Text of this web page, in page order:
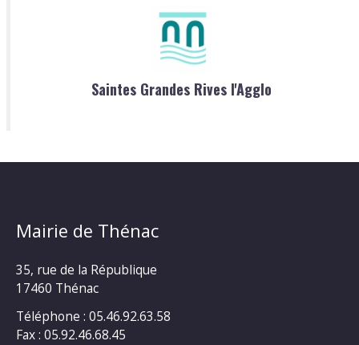
Saintes Grandes Rives l'Agglo
Mairie de Thénac
35, rue de la République
17460 Thénac
Téléphone : 05.46.92.63.58
Fax : 05.92.46.68.45